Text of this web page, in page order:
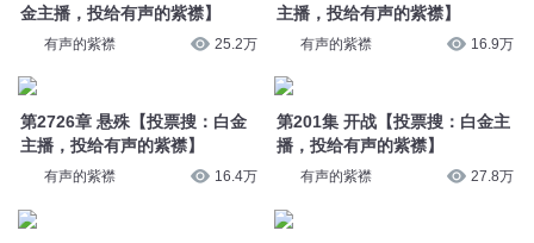
金主播，投给有声的紫襟】
有声的紫襟 25.2万
第2726章 悬殊【投票搜：白金
主播，投给有声的紫襟】
有声的紫襟 16.4万
主播，投给有声的紫襟】
有声的紫襟 16.9万
第201集 开战【投票搜：白金主
播，投给有声的紫襟】
有声的紫襟 27.8万